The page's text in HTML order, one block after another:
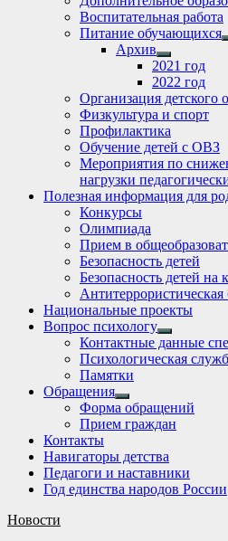
Воспитательная работа
Питание обучающихся
Архив
Show
sub
menu
2021 год
2022 год
Организация детского
Физкультура и спорт
Профилактика
Обучение детей с ОВЗ
Мероприятия по
нагрузки
Полезная информация для
Конкурсы
Олимпиада
Прием в
Безопасность детей
Безопасность детей на
Антитеррористическая
Национальные проекты
Вопрос психологу
Show
sub
menu
Контактные данные
Психологическая
Памятки
Обращения
Show
sub
menu
Форма обращений
Прием граждан
Контакты
Навигаторы детства
Педагоги и наставники
Год единства народов России
Новости